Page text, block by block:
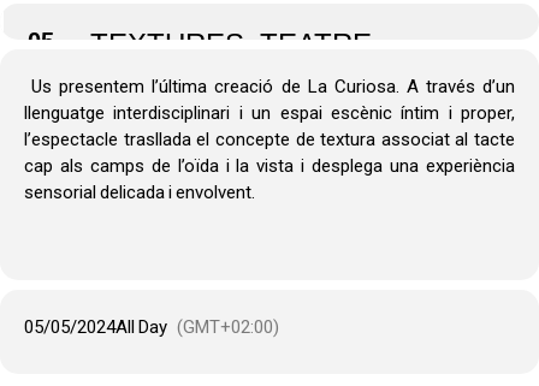
05
TEXTURES, TEATRE
AUDITORI DE CARDEDEU,
16.30 I 18.00
Us presentem l’última creació de La Curiosa. A través d’un
llenguatge interdisciplinari i un espai escènic íntim i proper,
l’espectacle trasllada el concepte de textura associat al tacte
cap als camps de l’oïda i la vista i desplega una experiència
sensorial delicada i envolvent.
05/05/2024All Day (GMT+02:00)